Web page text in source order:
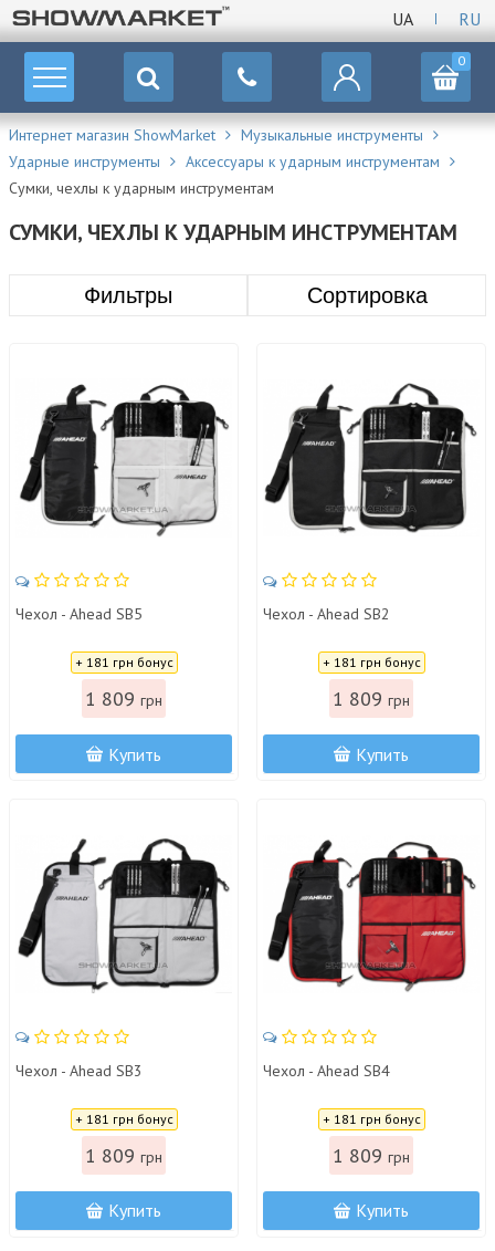
UA RU
0
Интернет магазин ShowMarket
Музыкальные инструменты
Ударные инструменты
Аксессуары к ударным инструментам
Сумки, чехлы к ударным инструментам
СУМКИ, ЧЕХЛЫ К УДАРНЫМ ИНСТРУМЕНТАМ
Фильтры Сортировка
Чехол - Ahead SB5
+ 181 грн бонус
1 809 грн
Купить
Чехол - Ahead SB2
+ 181 грн бонус
1 809 грн
Купить
Чехол - Ahead SB3
+ 181 грн бонус
1 809 грн
Купить
Чехол - Ahead SB4
+ 181 грн бонус
1 809 грн
Купить